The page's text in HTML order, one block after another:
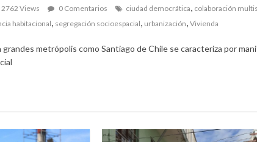
2762 Views 0 Comentarios ciudad democrática, colaboración
habitacional, segregación socioespacial, urbanización, Vivienda
metrópolis como Santiago de Chile se caracteriza por